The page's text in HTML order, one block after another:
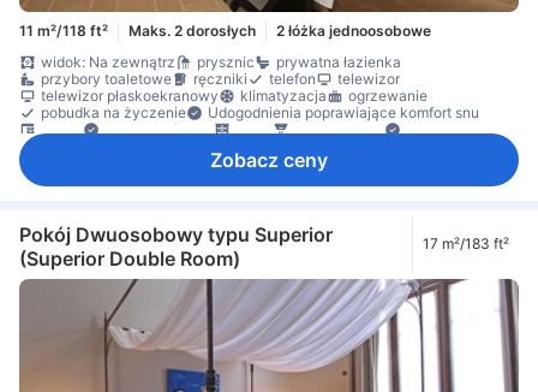
11 m²/118 ft² Maks. 2 dorosłych
2 łóżka jednoosobowe
widok: Na zewnątrz
prysznic
prywatna łazienka
przybory toaletowe
ręczniki telefon
telewizor
telewizor płaskoekranowy
klimatyzacja
ogrzewanie
pobudka na życzenie
Udogodnienia poprawiające komfort snu
Kosze na śmieci
Zobacz ceny
Pokój Dwuosobowy typu Superior
(Superior Double Room)
17 m²/183 ft²